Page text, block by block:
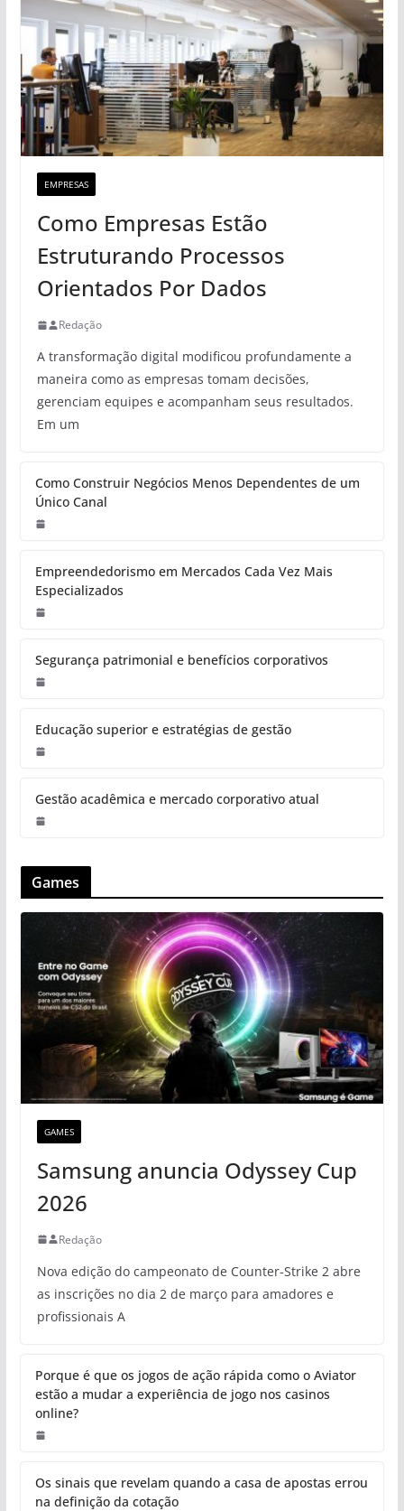
EMPRESAS
Como Empresas Estão
Estruturando Processos
Orientados Por Dados
Redação
A transformação digital modificou profundamente a
maneira como as empresas tomam decisões,
gerenciam equipes e acompanham seus resultados.
Em um
Como Construir Negócios Menos Dependentes de um
Único Canal
Empreendedorismo em Mercados Cada Vez Mais
Especializados
Segurança patrimonial e benefícios corporativos
Educação superior e estratégias de gestão
Gestão acadêmica e mercado corporativo atual
Games
GAMES
Samsung anuncia Odyssey Cup
2026
Redação
Nova edição do campeonato de Counter-Strike 2 abre
as inscrições no dia 2 de março para amadores e
profissionais A
Porque é que os jogos de ação rápida como o Aviator
estão a mudar a experiência de jogo nos casinos
online?
Os sinais que revelam quando a casa de apostas errou
na definição da cotação